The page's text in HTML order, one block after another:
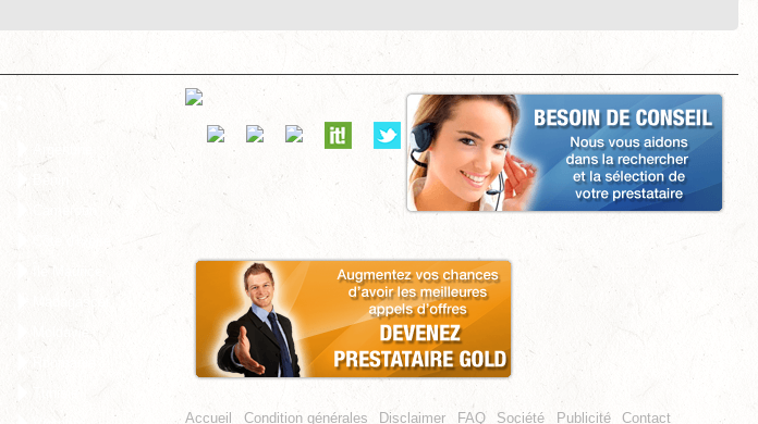
Île Maurice
Accueil Condition générales Disclaimer FAQ Société Publicité Contact